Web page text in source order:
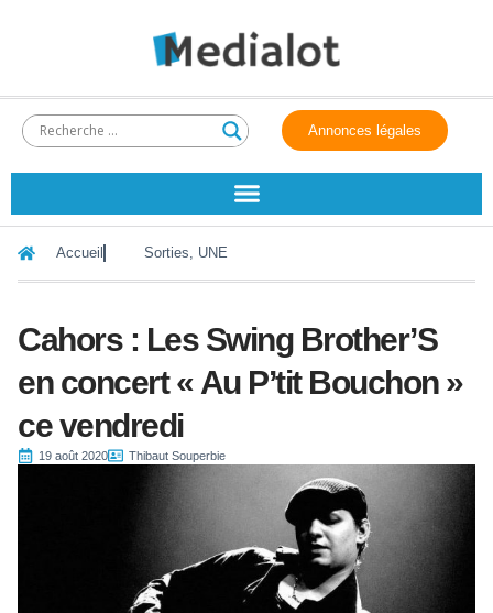
Annonces légales
Accueil Sorties, UNE
Cahors : Les Swing Brother’S
en concert « Au P’tit Bouchon »
ce vendredi
19 août 2020 Thibaut Souperbie